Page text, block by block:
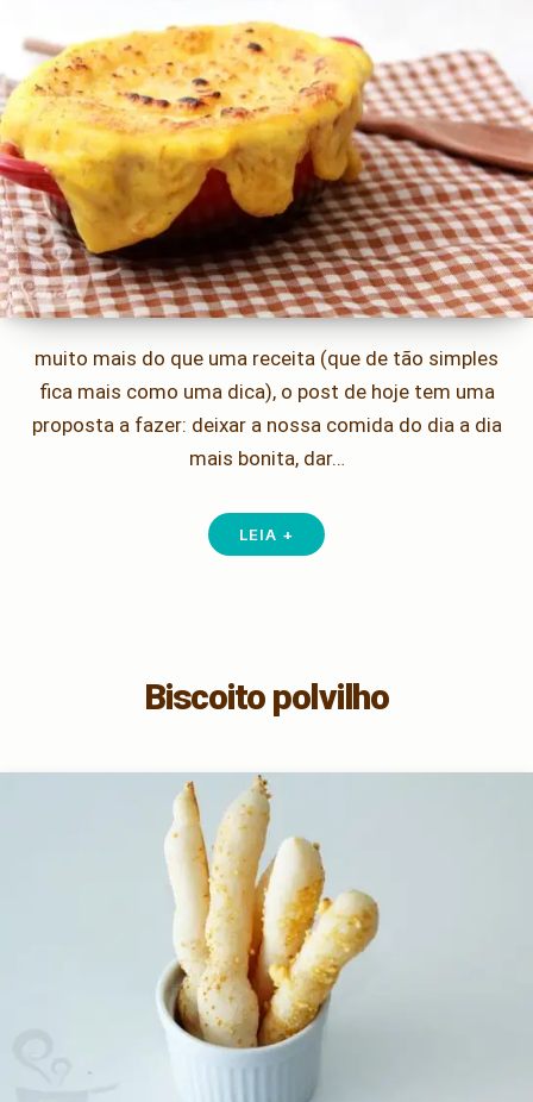
muito mais do que uma receita (que de tão simples
fica mais como uma dica), o post de hoje tem uma
proposta a fazer: deixar a nossa comida do dia a dia
mais bonita, dar…
LEIA +
Biscoito polvilho